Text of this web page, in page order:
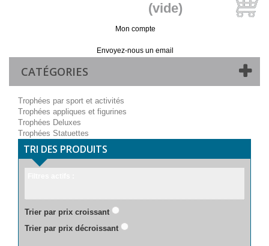
(vide)
Mon compte
Envoyez-nous un email
CATÉGORIES
Trophées par sport et activités
Trophées appliques et figurines
Trophées Deluxes
Trophées Statuettes
TRI DES PRODUITS
Trier par prix croissant
Trier par prix décroissant